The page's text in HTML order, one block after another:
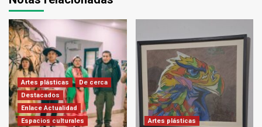
Artes plásticas
De cerca
Destacados
Enlace Actualidad
Espacios culturales
Artes plásticas